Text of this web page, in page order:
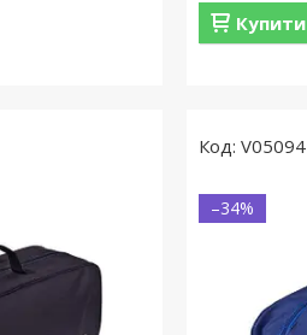
Купити
V05094
–34%